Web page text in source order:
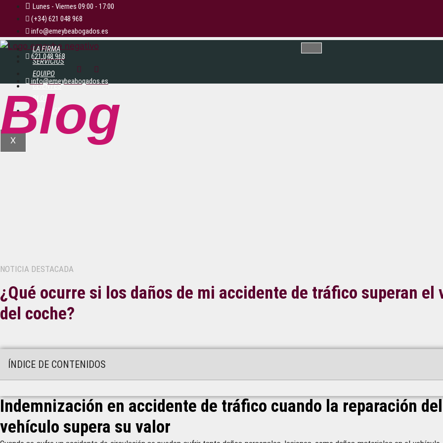
Lunes - Viernes 09:00 - 17:00
(+34) 621 048 968
info@emeybeabogados.es
621 048 968
info@emeybeabogados.es
LA FIRMA
SERVICIOS
EQUIPO
CLIENTES
BLOG
CONTACTO
X
Blog
NOTICIA DESTACADA
¿Qué ocurre si los daños de mi accidente de tráfico superan el
del coche?
ÍNDICE DE CONTENIDOS
Indemnización en accidente de tráfico cuando la reparación del
vehículo supera su valor